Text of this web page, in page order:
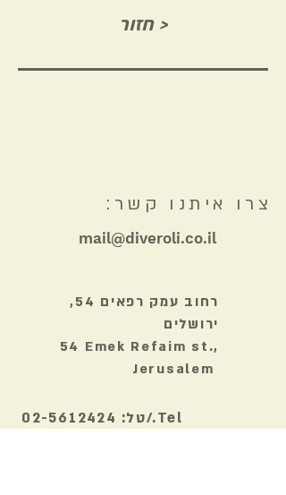
חזור >
צרו איתנו קשר:
mail@diveroli.co.il
רחוב עמק רפאים 54,
ירושלים
54 Emek Refaim st.,
Jerusalem
Tel./טל:
02-5612424